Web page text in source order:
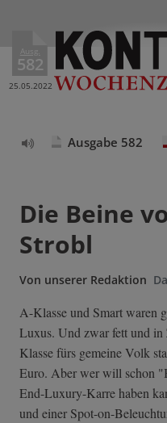
Ausg.
582
25.05.2022
Ausgabe 582
Die Beine
Strobl
Von unserer Redaktion
A-Klasse und Smart waren
Luxus. Und zwar fett und
Klasse fürs gemeine Volk
Euro. Aber wer will schon
End-Luxury-Karre haben
und einer Spot-on-